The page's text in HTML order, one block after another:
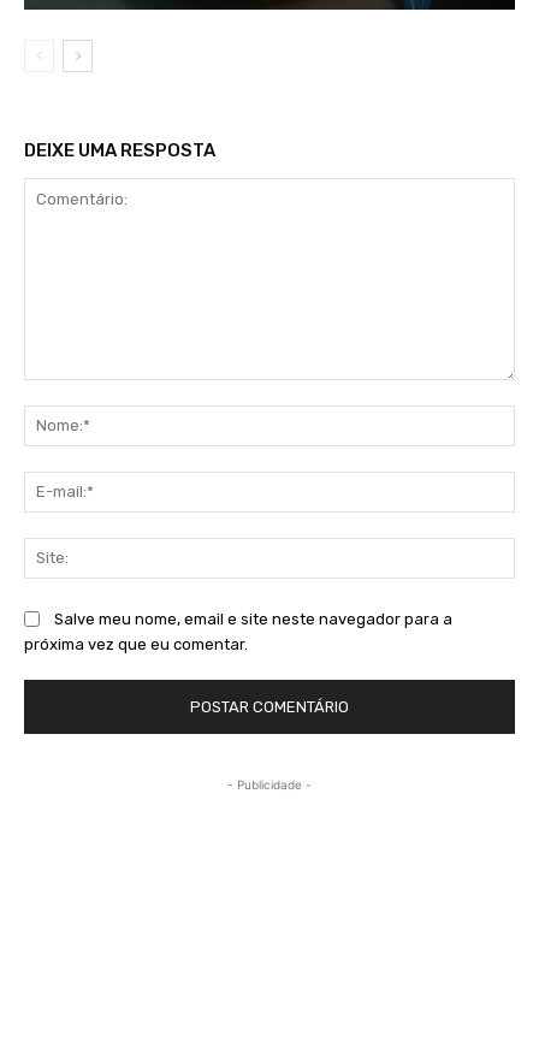
DEIXE UMA RESPOSTA
Salve meu nome, email e site neste navegador para a
próxima vez que eu comentar.
- Publicidade -